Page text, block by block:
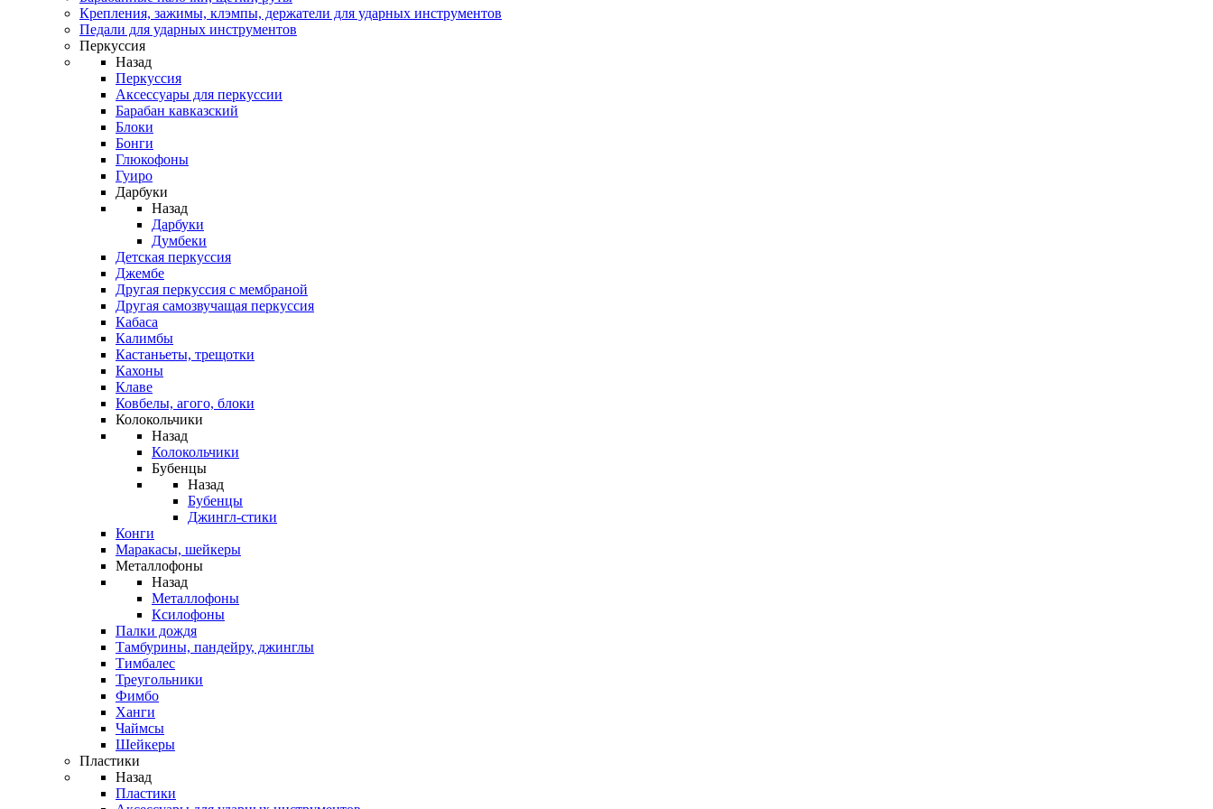
Крепления, зажимы, клэмпы, держатели для ударных инструментов
Педали для ударных инструментов
Перкуссия
Назад
Перкуссия
Аксессуары для перкуссии
Барабан кавказский
Блоки
Бонги
Глюкофоны
Гуиро
Дарбуки
Назад
Дарбуки
Думбеки
Детская перкуссия
Джембе
Другая перкуссия с мембраной
Другая самозвучащая перкуссия
Кабаса
Калимбы
Кастаньеты, трещотки
Кахоны
Клаве
Ковбелы, агого, блоки
Колокольчики
Назад
Колокольчики
Бубенцы
Назад
Бубенцы
Джингл-стики
Конги
Маракасы, шейкеры
Металлофоны
Назад
Металлофоны
Ксилофоны
Палки дождя
Тамбурины, пандейру, джинглы
Тимбалес
Треугольники
Фимбо
Ханги
Чаймсы
Шейкеры
Пластики
Назад
Пластики